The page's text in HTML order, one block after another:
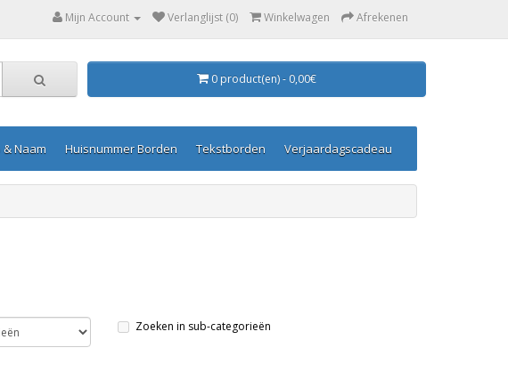
Mijn Account Verlanglijst (0) Winkelwagen Afrekenen
0 product(en) - 0,00€
Naam Huisnummer Borden Tekstborden Verjaardagscadeau
Zoeken in sub-categorieën